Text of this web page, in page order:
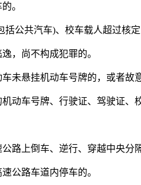
。
括公共汽车)、校车载人超过核
，尚不构成犯罪的。
未悬挂机动车号牌的，或者
动车号牌、行驶证、驾驶证、
路上倒车、逆行、穿越中央分
公路车道内停车的。